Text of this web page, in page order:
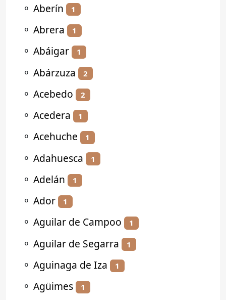
⚬ Aberín 1
⚬ Abrera 1
⚬ Abáigar 1
⚬ Abárzuza 2
⚬ Acebedo 2
⚬ Acedera 1
⚬ Acehuche 1
⚬ Adahuesca 1
⚬ Adelán 1
⚬ Ador 1
⚬ Aguilar de Campoo 1
⚬ Aguilar de Segarra 1
⚬ Aguinaga de Iza 1
⚬ Agüimes 1